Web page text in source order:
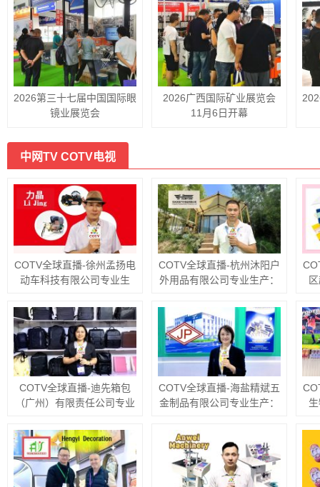
2026第三十七届中国国际眼
镜业展览会
2026广西国际矿业展览会
11月6日开幕
中网TV COTV电视
COTV全球直播-徐州孟扬电
动车科技有限公司专业生
改装电机专利产品及太阳能
充电器、充电板等产品；设
计创新、款式多样，欢迎全
球新老客户前来洽谈采购！
欢迎大家光临！
COTV全球直播-杭州沐阳户
外用品有限公司专业生产：
篷、营地帐篷、酒店帐篷、
儿童及宠物帐篷等多功能户
外帐篷系列产品；设计创
新、匠心制造、款式多样，
源头工厂，欢迎大家光临！
+
车
COTV全球直播-迪先箱包
（广州）有限责任公司专业
包、收纳包、斜挎包、文件
夹、汽车资料包等各种款式
箱包产品，欢迎大家光临！
COTV全球直播-海盐精斌五
金制品有限公司专业生产：
具、尖尾牙板、机械牙板等
金属热处理与表面氮化处理
系列产品，设计创新、匠心
制造、款式多样，源头工
粉
水
等